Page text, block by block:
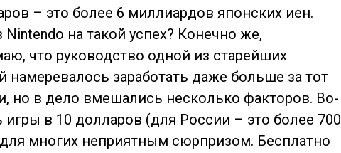
– это более 6 миллиардов японских иен.
на такой успех? Конечно же,
что руководство одной из старейших
намеревалось заработать даже больше за тот
но в дело вмешались несколько факторов. Во-
игры в 10 долларов (для России – это более 700
для многих неприятным сюрпризом. Бесплатно